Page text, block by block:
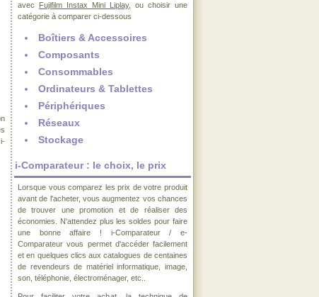
avec Fujifilm Instax Mini Liplay, ou choisir une
catégorie à comparer ci-dessous
Boîtiers & Accessoires
Composants
Consommables
Ordinateurs & Tablettes
Périphériques
Réseaux
Stockage
i-Comparateur : le choix, le prix
Lorsque vous comparez les prix de votre produit
avant de l'acheter, vous augmentez vos chances
de trouver une promotion et de réaliser des
économies. N'attendez plus les soldes pour faire
une bonne affaire ! i-Comparateur / e-
Comparateur vous permet d'accéder facilement
et en quelques clics aux catalogues de centaines
de revendeurs de matériel informatique, image,
son, téléphonie, électroménager, etc..